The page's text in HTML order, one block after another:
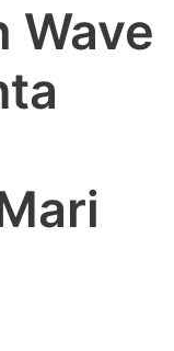
Wave